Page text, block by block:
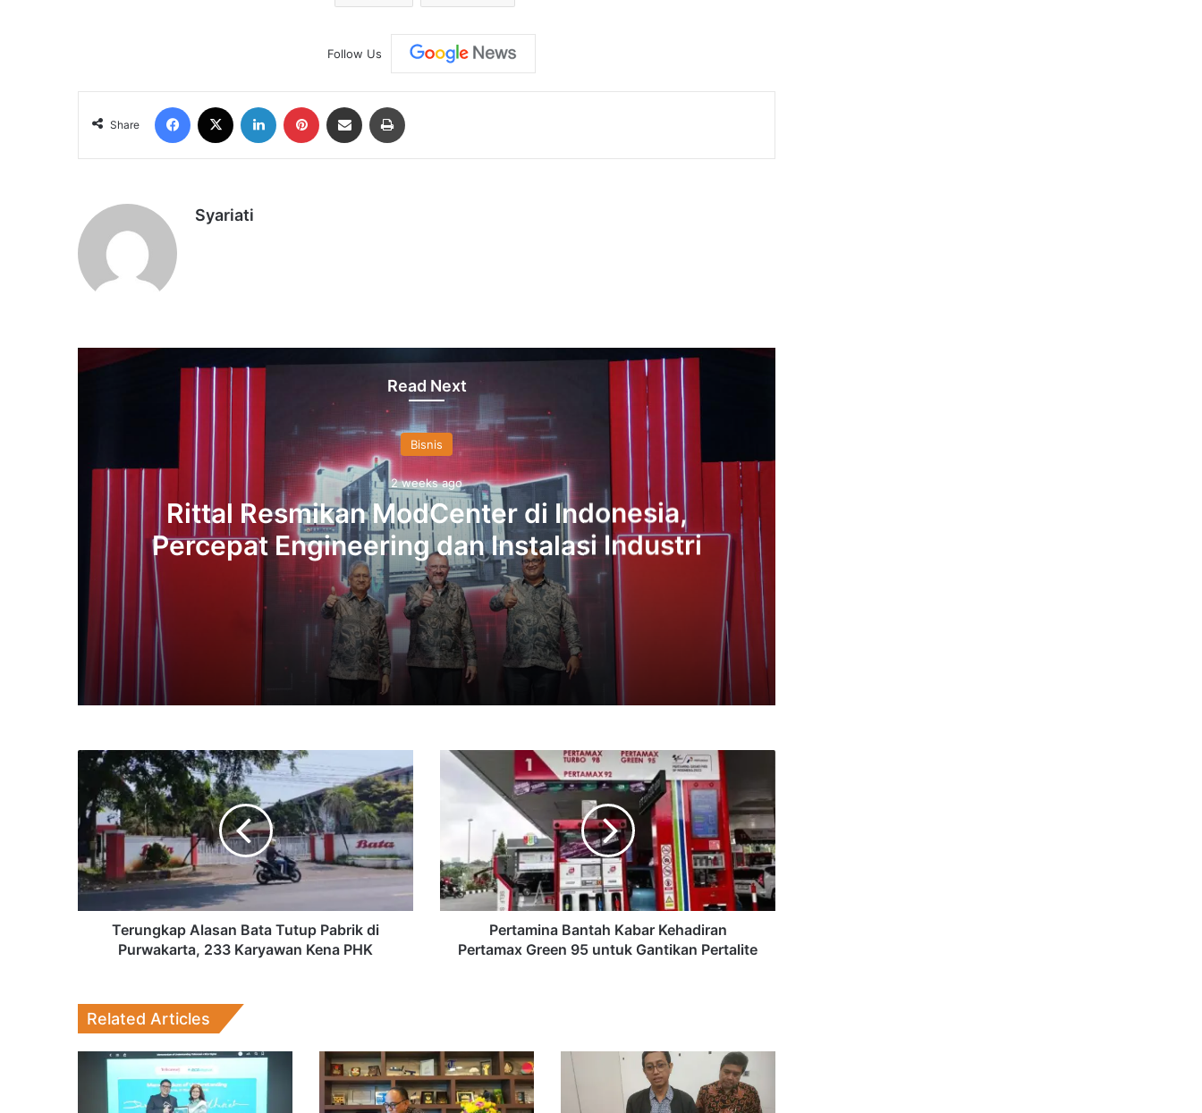
Follow Us
Share
Facebook LinkedIn Pinterest Share via Email
Syariati
Read Next
Bisnis
2 weeks ago
Rittal Resmikan ModCenter di Indonesia,
Percepat Engineering dan Instalasi Industri
2 weeks ago
Rittal Resmikan ModCenter di Indonesia, Percepat Engineering dan Instalasi Industri
ZTE Corporation dan Ekamas Mora Republik (MORA) Jajaki Kerja Sama Perluas Layanan FWA dan FTTH di Indonesia
7 July 2026
Itel POWER 80 Resmi Meluncur, Mini HYROX Berhadiah Rp25 Juta Jadi Daya Tarik Utama
2 July 2026
Terungkap
Alasan
Bata
Tutup
Pabrik
Purwakarta,
233
Karyawan
Terungkap Alasan Bata Tutup Pabrik di
Purwakarta, 233 Karyawan Kena PHK
Pertamina
Bantah
95
untuk
Gantikan
Pertamina Bantah Kabar Kehadiran
Pertamax Green 95 untuk Gantikan Pertalite
Related Articles